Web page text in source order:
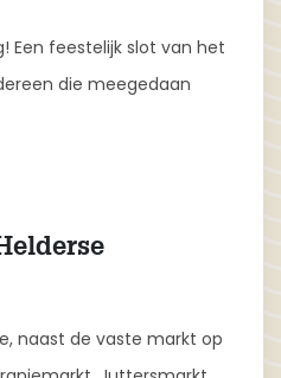
Een feestelijk slot van het
die meegedaan
naast de vaste markt op